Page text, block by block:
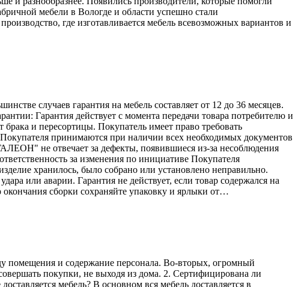
мебели в Вологде и области успешно стали
где изготавливается мебель всевозможных вариантов и
случаев гарантия на мебель составляет от 12 до 36 месяцев.
Гарантия действует с момента передачи товара потребителю и
брака и пересортицы. Покупатель имеет право требовать
принимаются при наличии всех необходимых документов
не отвечает за дефекты, появившиеся из-за несоблюдения
за изменения по инициативе Покупателя
хранилось, было собрано или установлено неправильно.
или аварии. Гарантия не действует, если товар содержался на
сборки сохраняйте упаковку и ярлыки от…
помещения и содержание персонала. Во-вторых, огромный
покупки, не выходя из дома. 2. Сертифицирована ли
мебель? В основном вся мебель доставляется в